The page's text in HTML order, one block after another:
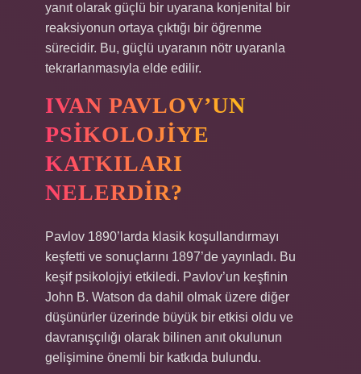
yanıt olarak güçlü bir uyarana konjenital bir
reaksiyonun ortaya çıktığı bir öğrenme
sürecidir. Bu, güçlü uyaranın nötr uyaranla
tekrarlanmasıyla elde edilir.
IVAN PAVLOV’UN
PSIKOLOJIYE
KATKILARI
NELERDIR?
Pavlov 1890’larda klasik koşullandırmayı
keşfetti ve sonuçlarını 1897’de yayınladı. Bu
keşif psikolojiyi etkiledi. Pavlov’un keşfinin
John B. Watson da dahil olmak üzere diğer
düşünürler üzerinde büyük bir etkisi oldu ve
davranışçılığı olarak bilinen anıt okulunun
gelişimine önemli bir katkıda bulundu.